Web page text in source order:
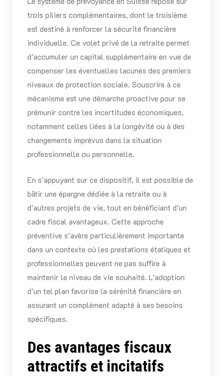
trois piliers complémentaires, dont le troisième
est destiné à renforcer la sécurité financière
individuelle. Ce volet privé de la retraite permet
d’accumuler un capital supplémentaire en vue de
compenser les éventuelles lacunes des premiers
niveaux de protection sociale. Souscrire à ce
mécanisme est une démarche proactive pour se
prémunir contre les incertitudes économiques,
notamment celles liées à la longévité ou à des
changements imprévus dans la situation
professionnelle ou personnelle.
En s’appuyant sur ce dispositif, il est possible de
bâtir une épargne dédiée à la retraite ou à
d’autres projets de vie, tout en bénéficiant d’un
cadre fiscal avantageux. Cette approche
préventive s’avère particulièrement importante
dans un contexte où les prestations étatiques et
professionnelles peuvent ne pas suffire à
maintenir le niveau de vie souhaité. L’adoption
d’un tel plan favorise la sérénité financière en
assurant un complément adapté à ses besoins
spécifiques.
Des avantages fiscaux
attractifs et incitatifs